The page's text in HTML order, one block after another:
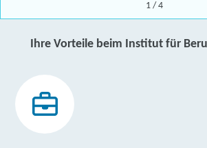
1/ 4
Ihre Vorteile beim Institut für